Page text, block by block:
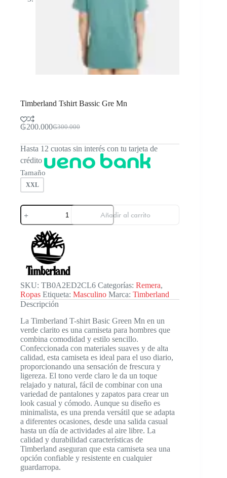
Timberland Tshirt Bassic Gre Mn
₲300.000
El
original
era:
₲300.000.
₲200.000El
actual
es:
₲200.000.
Hasta 12 cuotas sin interés con tu tarjeta de
crédito
Tamaño
XXL
Timberland
Tshirt
Bassic
cantidad
Añadir al carrito
SKU: TB0A2ED2CL6 Categorías: Remera,
Ropas Etiqueta: Masculino Marca: Timberland
Descripción
La Timberland T-shirt Basic Green Mn en un
verde clarito es una camiseta para hombres que
combina comodidad y estilo sencillo.
Confeccionada con materiales suaves y de alta
calidad, esta camiseta es ideal para el uso diario,
proporcionando una sensación de frescura y
ligereza. El tono verde claro le da un toque
relajado y natural, fácil de combinar con una
variedad de pantalones y zapatos para crear un
look casual y cómodo. Aunque su diseño es
minimalista, es una prenda versátil que se adapta
a diferentes ocasiones, desde una salida casual
hasta un día de actividades al aire libre. La
calidad y durabilidad características de
Timberland aseguran que esta camiseta sea una
opción confiable y resistente en cualquier
guardarropa.